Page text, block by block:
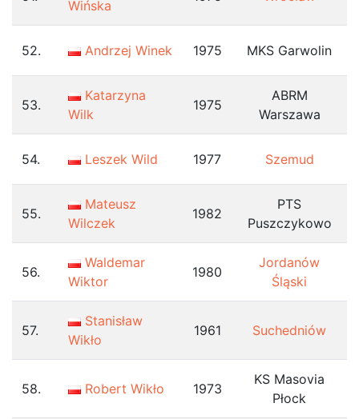
Wińska
52. Andrzej Winek 1975 MKS Garwolin
53.
Katarzyna
Wilk
1975
ABRM
Warszawa
54. Leszek Wild 1977 Szemud
55.
Mateusz
Wilczek
1982
PTS
Puszczykowo
56.
Waldemar
Wiktor
1980
Jordanów
Śląski
57.
Stanisław
Wikło
1961 Suchedniów
58. Robert Wikło 1973
KS Masovia
Płock